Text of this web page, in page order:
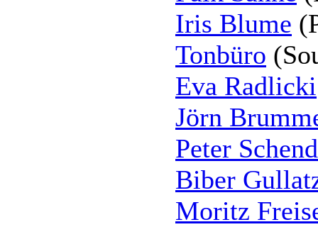
Iris Blume
Tonbüro
Eva Radlicki
Jörn
Peter
Biber
Moritz